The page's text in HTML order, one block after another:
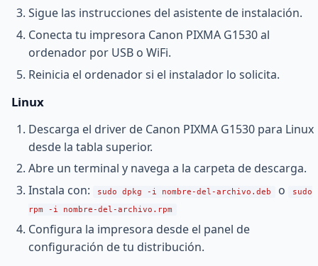
Sigue las instrucciones del asistente de instalación.
Conecta tu impresora Canon PIXMA G1530 al
ordenador por USB o WiFi.
Reinicia el ordenador si el instalador lo solicita.
Linux
Descarga el driver de Canon PIXMA G1530 para Linux
desde la tabla superior.
Abre un terminal y navega a la carpeta de descarga.
Instala con:
sudo dpkg -i nombre-del-archivo.deb o
sudo
rpm -i nombre-del-archivo.rpm
Configura la impresora desde el panel de
configuración de tu distribución.